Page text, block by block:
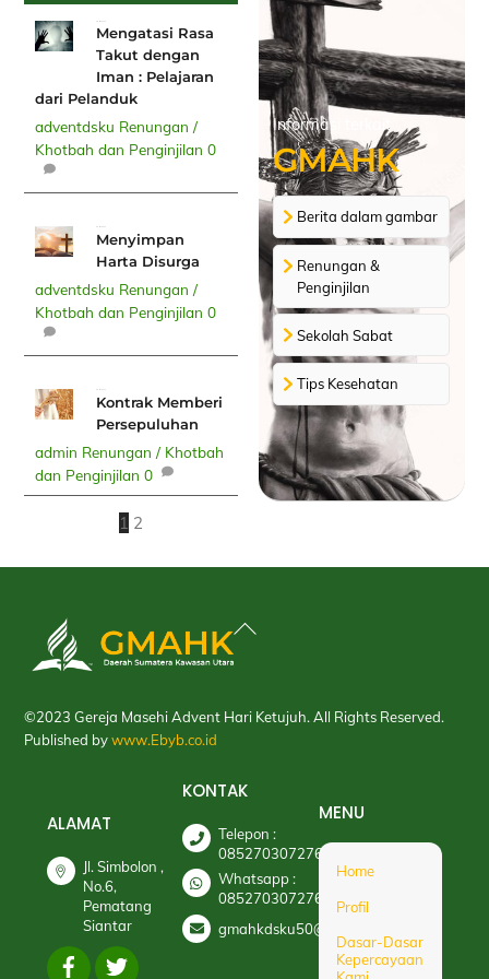
Mengatasi Rasa
Takut dengan
Iman : Pelajaran
dari Pelanduk
adventdsku Renungan /
Khotbah dan Penginjilan 0
Menyimpan
Harta Disurga
adventdsku Renungan /
Khotbah dan Penginjilan 0
Kontrak Memberi
Persepuluhan
admin Renungan / Khotbah
dan Penginjilan 0
1 2
Informasi terkait
GMAHK
Berita dalam gambar
Renungan &
Penginjilan
Sekolah Sabat
Tips Kesehatan
Back
©2023 Gereja Masehi Advent Hari Ketujuh. All Rights Reserved.
Published bywww.Ebyb.co.id
ALAMAT
Jl. Simbolon ,
No.6,
Pematang
Siantar
KONTAK
Telepon :
085270307276
Whatsapp :
085270307276
gmahkdsku50@gmail.com
MENU
Home
Profil
Dasar-Dasar
Kepercayaan